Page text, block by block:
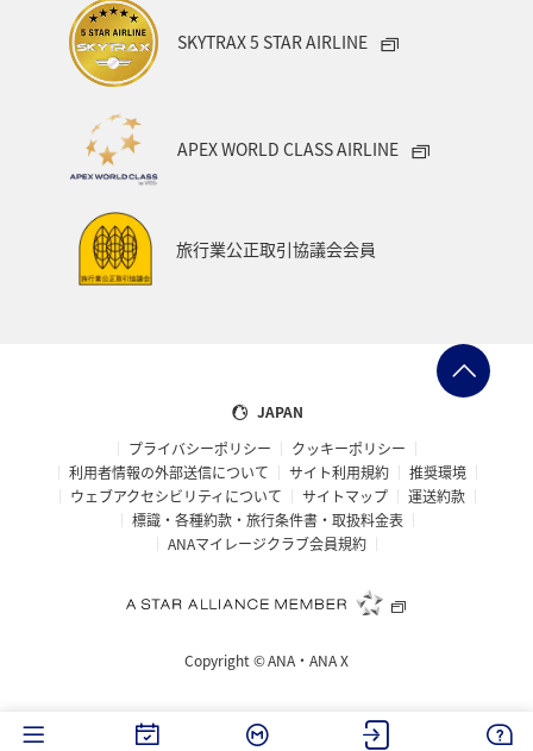
糸島
島根県 サイクリング
日本の歴史・文化・芸術
青森県 石川県
ブリ
SKYTRAX 5 STAR AIRLINE
APEX WORLD CLASS AIRLINE
旅行業公正取引協議会会員
JAPAN
プライバシーポリシー
クッキーポリシー
利用者情報の外部送信について
サイト利用規約
推奨環境
ウェブアクセシビリティについて
サイトマップ
運送約款
標識・各種約款・旅行条件書・取扱料金表
ANAマイレージクラブ会員規約
Copyright ©ANA・ANA X